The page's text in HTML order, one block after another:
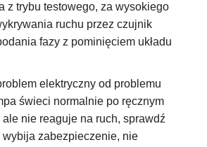
z trybu testowego, za wysokiego
ruchu przez czujnik
fazy z pominięciem układu
elektryczny od problemu
świeci normalnie po ręcznym
nie reaguje na ruch, sprawdź
wybija zabezpieczenie, nie